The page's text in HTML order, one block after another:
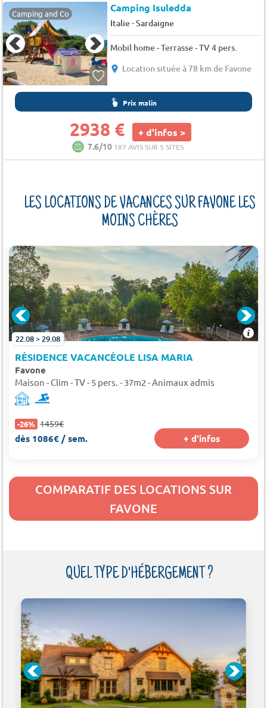
Camping and Co Camping Isuledda
Italie-Sardaigne
Mobil home - Terrasse - TV 4 pers.
Location située à 78 km de Favone
Prix malin
2938 € + d'infos >
7.6/10 187 AVIS SUR 5 SITES
LES LOCATIONS DE VACANCES SUR FAVONE LES
MOINS CHÈRES
22.08 > 29.08
RÉSIDENCE VACANCÉOLE LISA MARIA
Favone
Maison - Clim - TV - 5 pers. - 37m2 - Animaux admis
-26% 1459€
dès 1086€ / sem. + d'infos
COMPARATIF DES LOCATIONS SUR
FAVONE
QUEL TYPE D'HÉBERGEMENT ?